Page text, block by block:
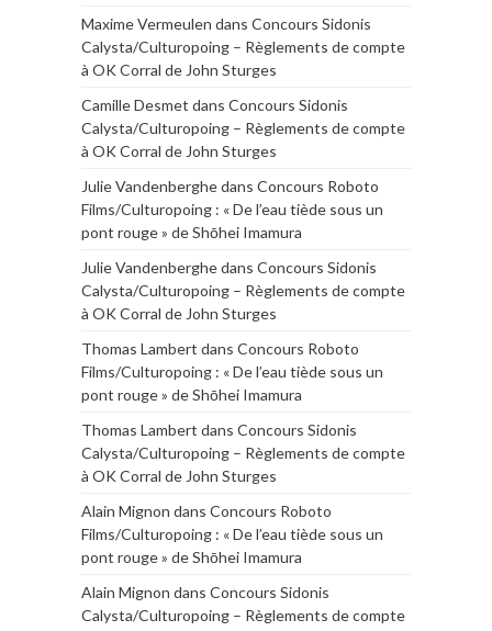
Maxime Vermeulen dans Concours Sidonis
Calysta/Culturopoing – Règlements de compte
à OK Corral de John Sturges
Camille Desmet dans Concours Sidonis
Calysta/Culturopoing – Règlements de compte
à OK Corral de John Sturges
Julie Vandenberghedans Concours Roboto
Films/Culturopoing : « De l’eau tiède sous un
pont rouge » de Shōhei Imamura
Julie Vandenberghedans Concours Sidonis
Calysta/Culturopoing – Règlements de compte
à OK Corral de John Sturges
Thomas Lambert dans Concours Roboto
Films/Culturopoing : « De l’eau tiède sous un
pont rouge » de Shōhei Imamura
Thomas Lambert dans Concours Sidonis
Calysta/Culturopoing – Règlements de compte
à OK Corral de John Sturges
Alain Mignon dans Concours Roboto
Films/Culturopoing : « De l’eau tiède sous un
pont rouge » de Shōhei Imamura
Alain Mignon dans Concours Sidonis
Calysta/Culturopoing – Règlements de compte